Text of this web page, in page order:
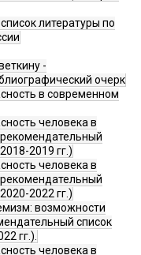
литературы по
-
очерк
в современном
человека в
2019 гг.)
человека в
2022 гг.)
возможности
список
гг.).
человека в